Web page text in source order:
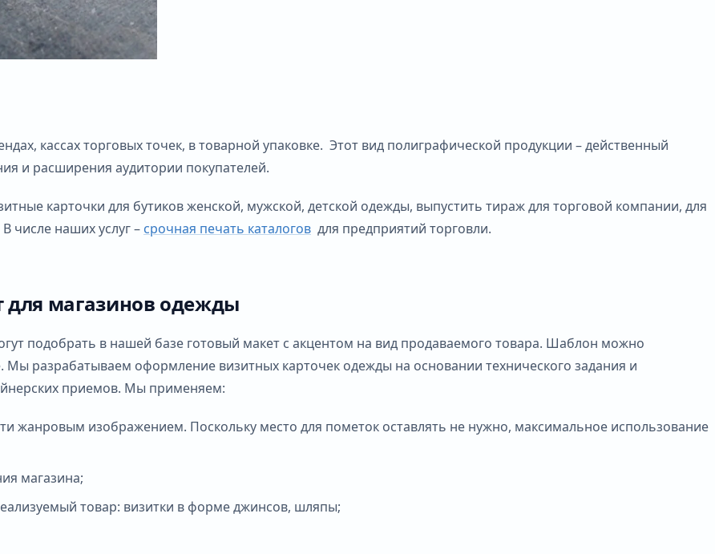
кассах торговых точек, в товарной упаковке. Этот вид полиграфической продукции – действенный
и расширения аудитории покупателей.
карточки для бутиков женской, мужской, детской одежды, выпустить тираж для торговой компании, для
числе наших услуг – срочная печать каталогов для предприятий торговли.
для магазинов одежды
подобрать в нашей базе готовый макет с акцентом на вид продаваемого товара. Шаблон можно
Мы разрабатываем оформление визитных карточек одежды на основании технического задания и
приемов. Мы применяем:
жанровым изображением. Поскольку место для пометок оставлять не нужно, максимальное использование
магазина;
товар: визитки в форме джинсов, шляпы;